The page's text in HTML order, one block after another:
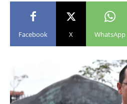
Facebook X WhatsApp